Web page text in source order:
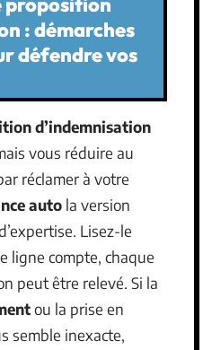
: démarches
défendre vos
d’indemnisation
vous réduire au
réclamer à votre
auto la version
Lisez-le
ligne compte, chaque
peut être relevé. Si la
ou la prise en
semble inexacte,